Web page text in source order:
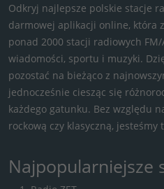
Odkryj najlepsze polskie stacje
darmowej aplikacji online, która
ponad 2000 stacji radiowych
wiadomości, sportu i muzyki.
pozostać na bieżąco z
jednocześnie ciesząc się
każdego gatunku. Bez względu
rockową czy klasyczną,
Najpopularniejsze